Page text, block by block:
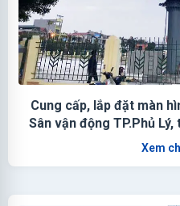
Cung cấp, lắp đặt màn
Sân vận động TP.Phủ
Xem